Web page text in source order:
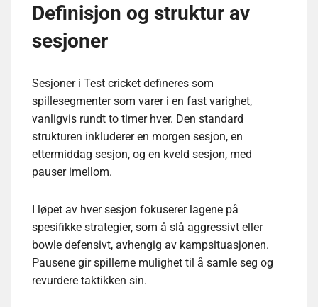
Definisjon og struktur av
sesjoner
Sesjoner i Test cricket defineres som
spillesegmenter som varer i en fast varighet,
vanligvis rundt to timer hver. Den standard
strukturen inkluderer en morgen sesjon, en
ettermiddag sesjon, og en kveld sesjon, med
pauser imellom.
I løpet av hver sesjon fokuserer lagene på
spesifikke strategier, som å slå aggressivt eller
bowle defensivt, avhengig av kampsituasjonen.
Pausene gir spillerne mulighet til å samle seg og
revurdere taktikken sin.